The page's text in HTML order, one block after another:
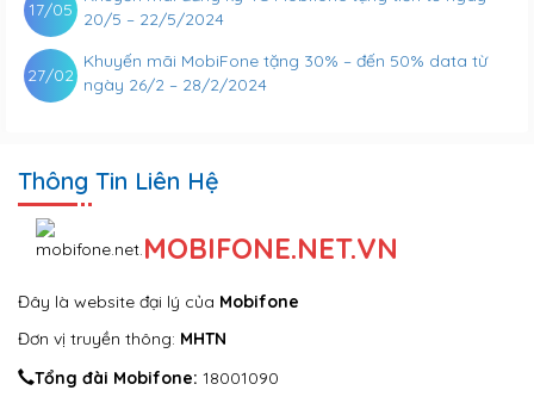
20/5 – 22/5/2024
17/05
Khuyến mãi MobiFone tặng 30% – đến 50% data từ
ngày 26/2 – 28/2/2024
27/02
Thông Tin Liên Hệ
MOBIFONE.NET.VN
Đây là website đại lý của Mobifone
Đơn vị truyền thông: MHTN
Tổng đài Mobifone: 18001090